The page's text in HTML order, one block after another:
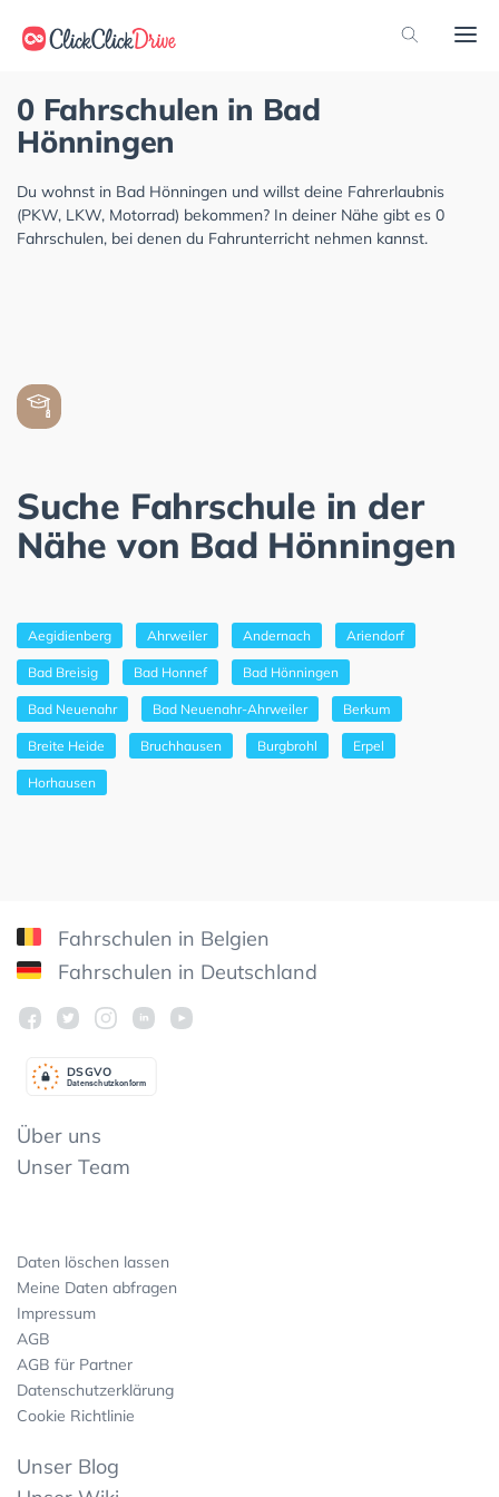
0 Fahrschulen in Bad
Hönningen
Du wohnst in Bad Hönningen und willst deine Fahrerlaubnis
(PKW, LKW, Motorrad) bekommen? In deiner Nähe gibt es 0
Fahrschulen, bei denen du Fahrunterricht nehmen kannst.
Suche Fahrschule in der
Nähe von Bad Hönningen
Aegidienberg Ahrweiler Andernach Ariendorf
Bad Breisig Bad Honnef Bad Hönningen
Bad Neuenahr Bad Neuenahr-Ahrweiler Berkum
Breite Heide Bruchhausen Burgbrohl Erpel
Horhausen
Fahrschulen in Belgien
Fahrschulen in Deutschland
Datenschutzkonform
DSGVO
Über uns
Unser Team
Daten löschen lassen
Meine Daten abfragen
Impressum
AGB
AGB für Partner
Datenschutzerklärung
Cookie Richtlinie
Unser Blog